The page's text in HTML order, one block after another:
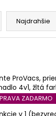
Najdrahšie
ProVacs,
4v1, žltá
ZADARMO
v 1